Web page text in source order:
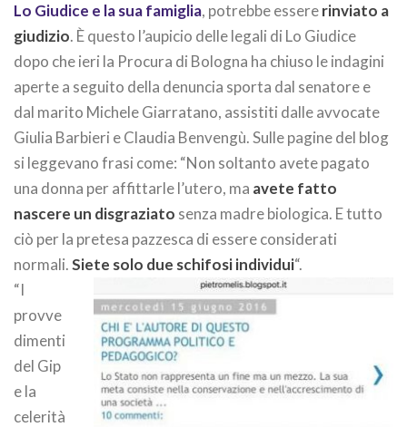
Lo Giudice e la sua famiglia, potrebbe essererinviato a
giudizio. È questo l’aupicio delle legali di Lo Giudice
dopo che ieri la Procura di Bologna ha chiuso le indagini
aperte a seguito della denuncia sporta dal senatore e
dal marito Michele Giarratano, assistiti dalle avvocate
Giulia Barbieri e Claudia Benvengù. Sulle pagine del blog
si leggevano frasi come: “Non soltanto avete pagato
una donna per affittarle l’utero, ma avete fatto
nascere un disgraziato senza madre biologica. E tutto
ciò per la pretesa pazzesca di essere considerati
normali.Siete solo due schifosi individui“.
“I
provve
dimenti
del Gip
e la
celerità